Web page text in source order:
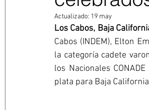
Actualizado: 19 may
Los Cabos, Baja
Cabos (INDEM), Elton
la categoría cadete
los Nacionales
plata para Baja